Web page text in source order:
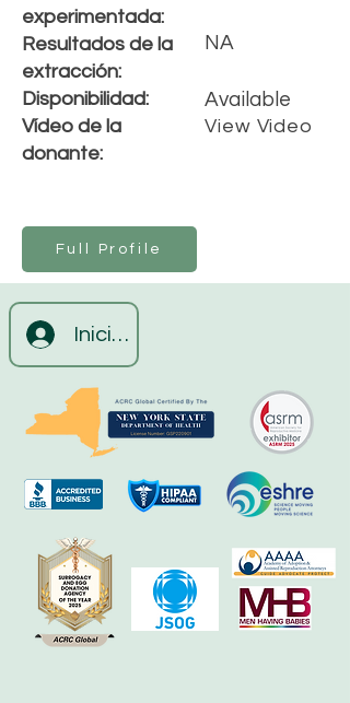
experimentada:
Resultados de la
extracción:
Disponibilidad:
Vídeo de la
donante:
NA
Available
View Video
Full Profile
Iniciar sesión